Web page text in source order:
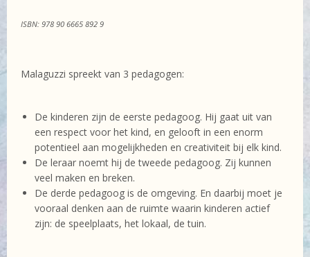
ISBN: 978 90 6665 892 9
Malaguzzi spreekt van 3 pedagogen:
De kinderen zijn de eerste pedagoog. Hij gaat uit van
een respect voor het kind, en gelooft in een enorm
potentieel aan mogelijkheden en creativiteit bij elk kind.
De leraar noemt hij de tweede pedagoog. Zij kunnen
veel maken en breken.
De derde pedagoog is de omgeving. En daarbij moet je
vooraal denken aan de ruimte waarin kinderen actief
zijn: de speelplaats, het lokaal, de tuin.